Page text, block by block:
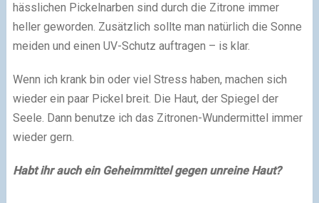
hässlichen Pickelnarben sind durch die Zitrone immer
heller geworden. Zusätzlich sollte man natürlich die Sonne
meiden und einen UV-Schutz auftragen – is klar.
Wenn ich krank bin oder viel Stress haben, machen sich
wieder ein paar Pickel breit. Die Haut, der Spiegel der
Seele. Dann benutze ich das Zitronen-Wundermittel immer
wieder gern.
Habt ihr auch ein Geheimmittel gegen unreine Haut?